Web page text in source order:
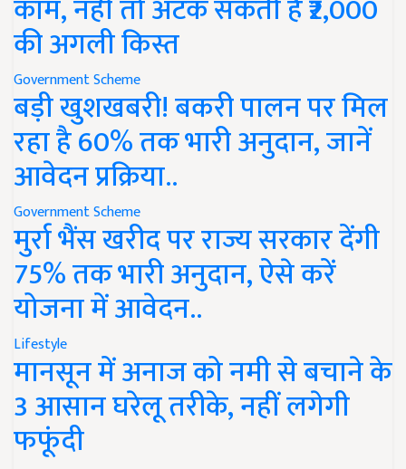
काम, नहीं तो अटक सकती है ₹2,000
की अगली किस्त
Government Scheme
बड़ी खुशखबरी! बकरी पालन पर मिल
रहा है 60% तक भारी अनुदान, जानें
आवेदन प्रक्रिया..
Government Scheme
मुर्रा भैंस खरीद पर राज्य सरकार देंगी
75% तक भारी अनुदान, ऐसे करें
योजना में आवेदन..
Lifestyle
मानसून में अनाज को नमी से बचाने के
3 आसान घरेलू तरीके, नहीं लगेगी
फफूंदी